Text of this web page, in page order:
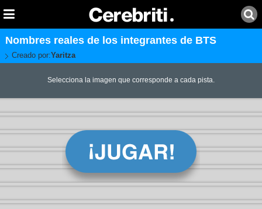
Nombres reales de los integrantes de BTS
Creado por:Yaritza
Selecciona la imagen que corresponde a cada pista.